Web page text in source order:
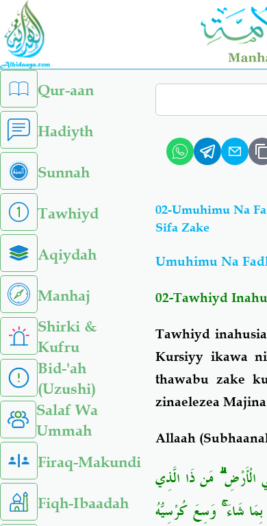
Skip
main
content
left
sidebar
menu
Qur-aan
Hadiyth
Sunnah
Tawhiyd
Aqiydah
Manhaj
Shirki &
Kufru
Bid-'ah
(Uzushi)
Salaf Wa
Ummah
Firaq-Makundi
Fiqh-Ibaadah
Search
02-Umuhimu Na
Sifa Zake
Umuhimu Na
02-Tawhiyd
Tawhiyd
Kursiyy ikawa
thawabu zake
zinaelezea
Allaah
الْأَرْضِ ۗ مَن ذَا الَّذِي
بِمَا شَاءَ ۚ وَسِعَ كُرْسِيُّهُ